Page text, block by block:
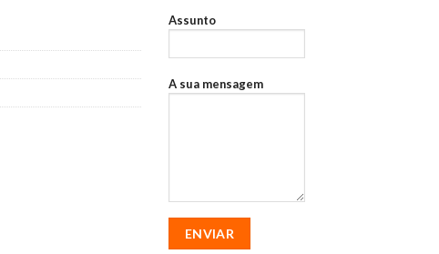
Assunto
A sua mensagem